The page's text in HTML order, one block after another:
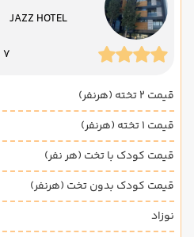
JAZZ HOTEL
7 شب
قیمت 2 تخته (هرنفر)
قیمت 1 تخته (هرنفر)
قیمت کودک با تخت (هر نفر)
قیمت کودک بدون تخت (هرنفر)
نوزاد